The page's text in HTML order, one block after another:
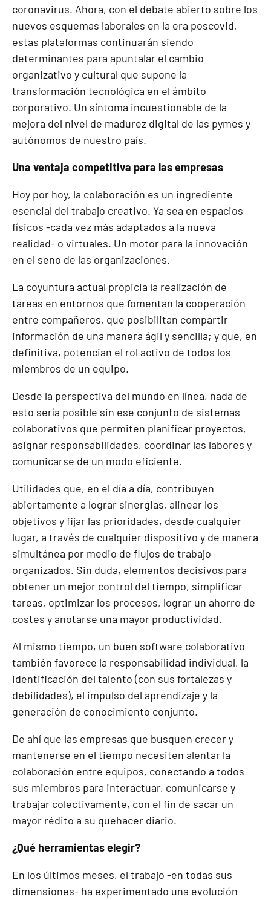
coronavirus. Ahora, con el debate abierto sobre los
nuevos esquemas laborales en la era poscovid,
estas plataformas continuarán siendo
determinantes para apuntalar el cambio
organizativo y cultural que supone la
transformación tecnológica en el ámbito
corporativo. Un síntoma incuestionable de la
mejora del nivel de madurez digital de las pymes y
autónomos de nuestro país.
Una ventaja competitiva para las empresas
Hoy por hoy, la colaboración es un ingrediente
esencial del trabajo creativo. Ya sea en espacios
físicos -cada vez más adaptados a la nueva
realidad- o virtuales. Un motor para la innovación
en el seno de las organizaciones.
La coyuntura actual propicia la realización de
tareas en entornos que fomentan la cooperación
entre compañeros, que posibilitan compartir
información de una manera ágil y sencilla; y que, en
definitiva, potencian el rol activo de todos los
miembros de un equipo.
Desde la perspectiva del mundo en línea, nada de
esto sería posible sin ese conjunto de sistemas
colaborativos que permiten planificar proyectos,
asignar responsabilidades, coordinar las labores y
comunicarse de un modo eficiente.
Utilidades que, en el día a día, contribuyen
abiertamente a lograr sinergias, alinear los
objetivos y fijar las prioridades, desde cualquier
lugar, a través de cualquier dispositivo y de manera
simultánea por medio de flujos de trabajo
organizados. Sin duda, elementos decisivos para
obtener un mejor control del tiempo, simplificar
tareas, optimizar los procesos, lograr un ahorro de
costes y anotarse una mayor productividad.
Al mismo tiempo, un buen software colaborativo
también favorece la responsabilidad individual, la
identificación del talento (con sus fortalezas y
debilidades), el impulso del aprendizaje y la
generación de conocimiento conjunto.
De ahí que las empresas que busquen crecer y
mantenerse en el tiempo necesiten alentar la
colaboración entre equipos, conectando a todos
sus miembros para interactuar, comunicarse y
trabajar colectivamente, con el fin de sacar un
mayor rédito a su quehacer diario.
¿Qué herramientas elegir?
En los últimos meses, el trabajo -en todas sus
dimensiones- ha experimentado una evolución